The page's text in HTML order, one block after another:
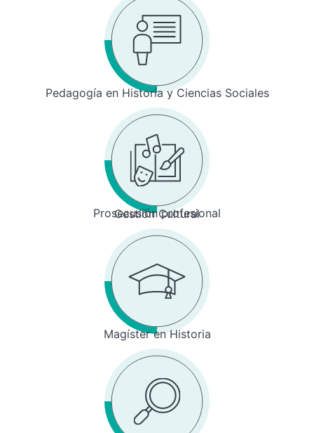
Pedagogía en Historia y Ciencias Sociales
Prosecusión profesional
Gestión Cultural
Magíster en Historia